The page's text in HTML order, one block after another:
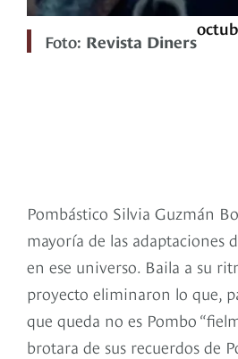
Foto: Revista Diners
Pombástico Silvia Guzmán
mayoría de las adaptaciones
en ese universo. Baila a su
proyecto eliminaron lo que,
que queda no es Pombo
brotara de sus recuerdos de